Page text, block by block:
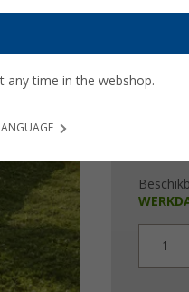
€
1
any time in the webshop.